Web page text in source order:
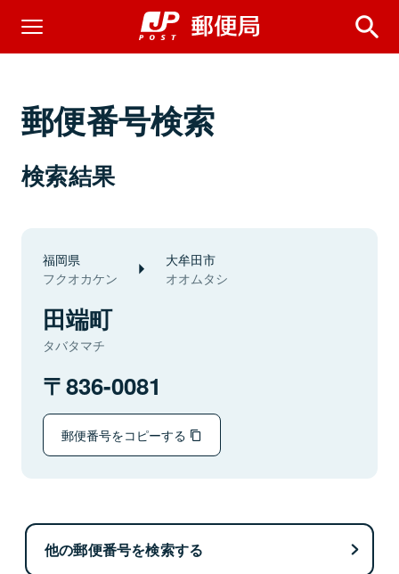
郵便番号検索
検索結果
福岡県
フクオカケン
大牟田市
オオムタシ
田端町
タバタマチ
836-0081
郵便番号をコピーする
他の郵便番号を検索する